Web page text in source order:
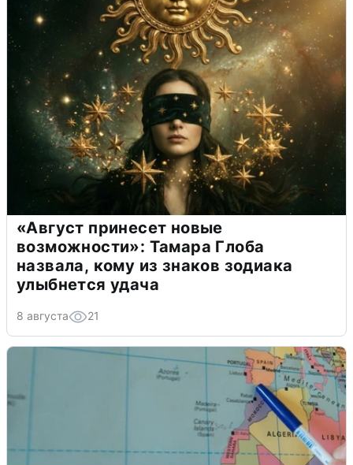
«Август принесет новые
возможности»: Тамара Глоба
назвала, кому из знаков зодиака
улыбнется удача
8 августа 21